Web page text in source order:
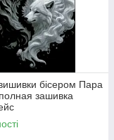
бісером Пара
зашивка